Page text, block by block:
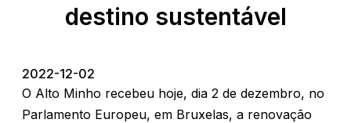
destino sustentável
2022-12-02
O Alto Minho recebeu hoje, dia 2 de dezembro, no
Parlamento Europeu, em Bruxelas, a renovação